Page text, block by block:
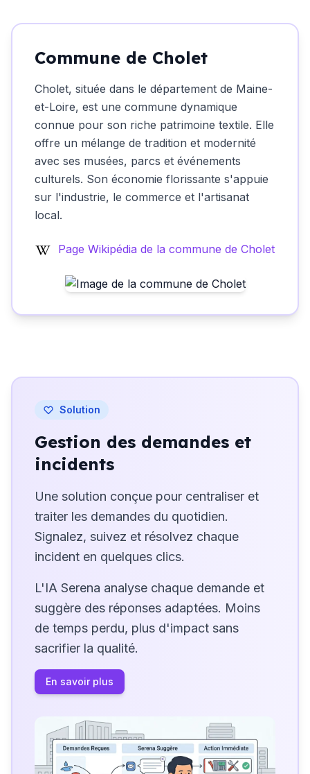
Commune de Cholet
Cholet, située dans le département de Maine-
et-Loire, est une commune dynamique
connue pour son riche patrimoine textile. Elle
offre un mélange de tradition et modernité
avec ses musées, parcs et événements
culturels. Son économie florissante s'appuie
sur l'industrie, le commerce et l'artisanat
local.
Page Wikipédia de la commune de Cholet
Solution
Gestion des demandes et
incidents
Une solution conçue pour centraliser et
traiter les demandes du quotidien.
Signalez, suivez et résolvez chaque
incident en quelques clics.
L'IA Serena analyse chaque demande et
suggère des réponses adaptées. Moins
de temps perdu, plus d'impact sans
sacrifier la qualité.
En savoir plus